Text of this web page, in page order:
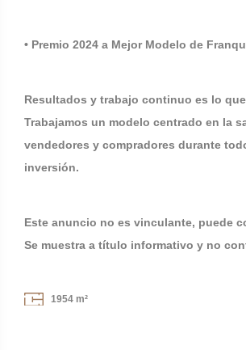
• Premio 2024 a Mejor Modelo de
Resultados y trabajo continuo es lo
Trabajamos un modelo centrado en la
vendedores y compradores durante
inversión.
Este anuncio no es vinculante, puede
Se muestra a título informativo y no
1954 m²